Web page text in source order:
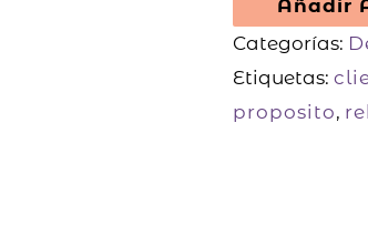
Añadir
Categorías:
Etiquetas:
proposito,